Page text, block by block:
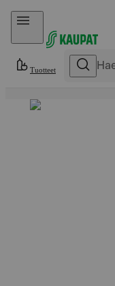
Hyppää sisältöön
Tuotteet